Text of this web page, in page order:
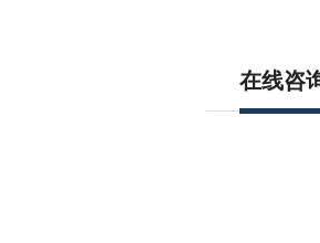
在线咨